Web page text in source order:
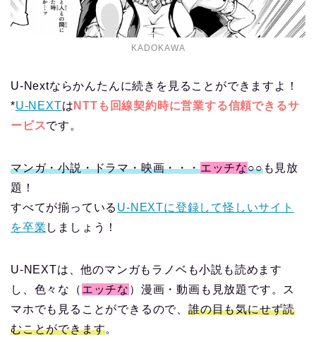
KADOKAWA
U-Nextならかんたんに続きを見ることができますよ！
*U-NEXTは NTTも回線契約時に営業する信頼できるサ
ービスです。
マンガ・小説・ドラマ・映画・・・エッチな○○も見放
題！
すべてが揃っている U-NEXTに登録して怪しいサイト
を卒業 しましょう！
U-NEXTは、他のマンガもラノベも小説も読めます
し、色々な（ エッチな ）漫画・動画も見放題です。ス
マホでも見ることができるので、誰の目も気にせず読
むことができます。